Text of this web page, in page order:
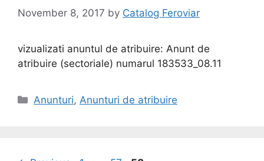
November 8, 2017 by Catalog Feroviar
vizualizati anuntul de atribuire: Anunt de
atribuire (sectoriale) numarul 183533_08.11
Anunturi,Anunturi de atribuire